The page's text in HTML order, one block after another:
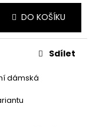
DO KOŠÍKU
dámská
Sdílet